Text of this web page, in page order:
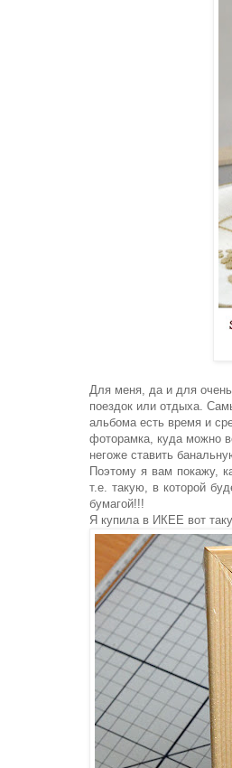
Для меня, да и для
поездок или отдыха.
альбома есть время и
фоторамка, куда можно
негоже ставить
Поэтому я вам покажу,
т.е. такую, в которой
бумагой!!!
Я купила в ИКЕЕ вот